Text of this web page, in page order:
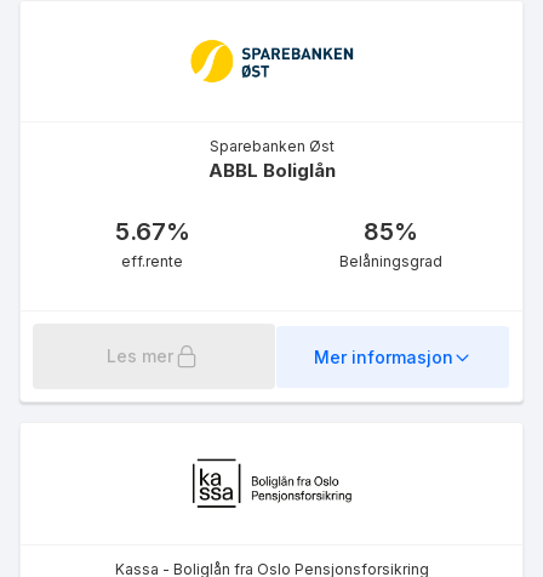
eff.rente
Sparebanken Øst
ABBL Boliglån
5.67%
eff.rente
85%
Belåningsgrad
Les mer Mer informasjon
Kassa - Boliglån fra Oslo Pensjonsforsikring